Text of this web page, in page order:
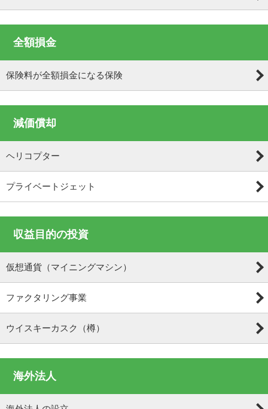
全額損金
保険料が全額損金になる保険
減価償却
ヘリコプター
プライベートジェット
収益目的の投資
仮想通貨（マイニングマシン）
ファクタリング事業
ウイスキーカスク（樽）
海外法人